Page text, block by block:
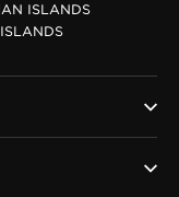
ISLANDS